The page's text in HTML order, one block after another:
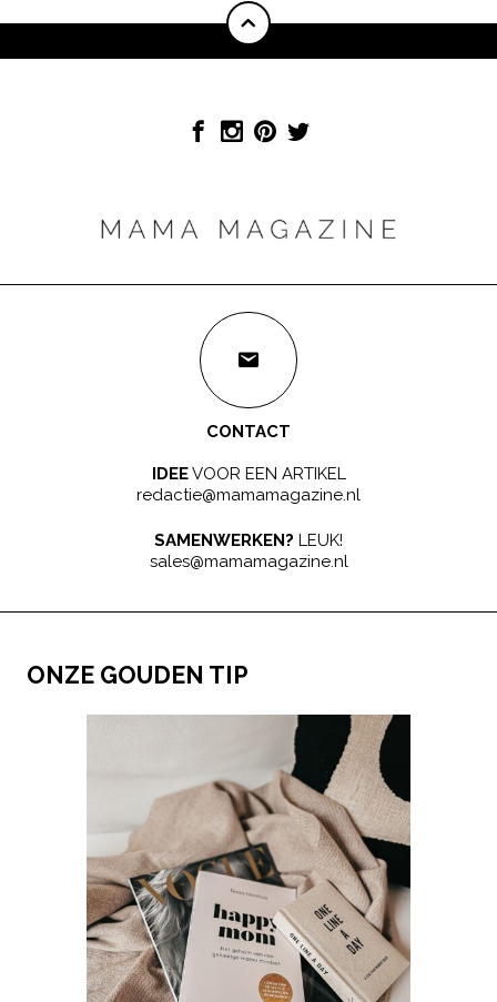
CONTACT
IDEEVOOR EEN ARTIKEL
redactie@mamamagazine.nl
SAMENWERKEN? LEUK!
sales@mamamagazine.nl
ONZE GOUDEN TIP